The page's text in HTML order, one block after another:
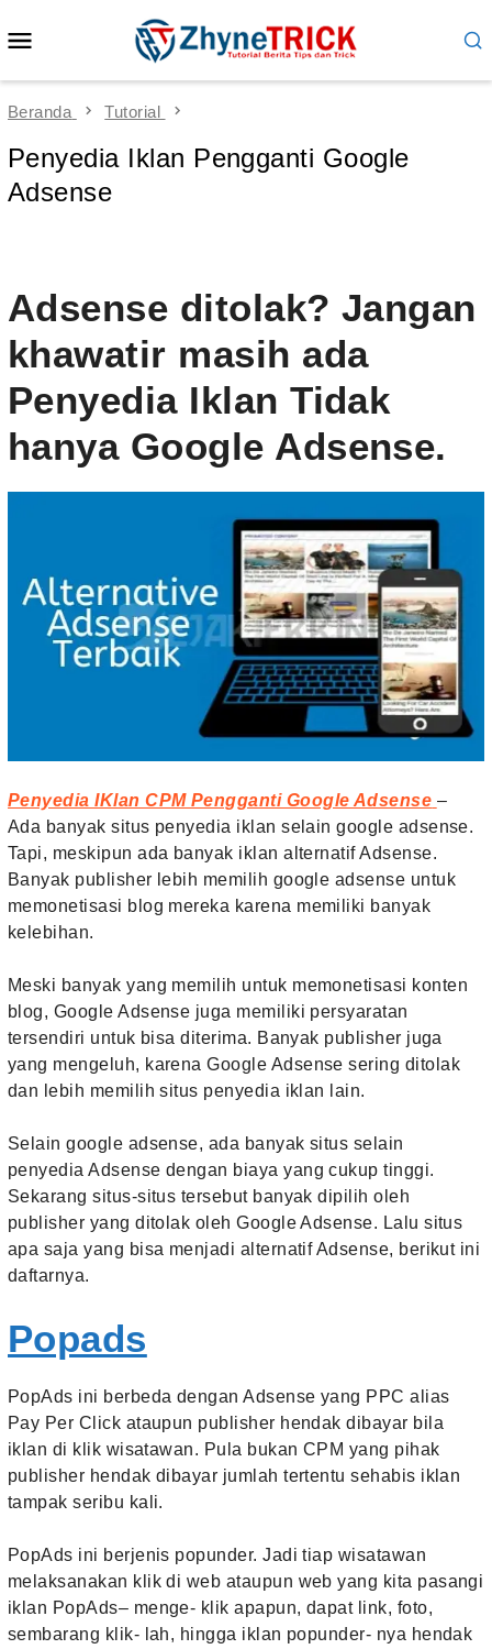
ke
Beranda Tutorial
Penyedia Iklan Pengganti Google
Adsense
Adsense ditolak? Jangan
khawatir masih ada
Penyedia Iklan Tidak
hanya Google Adsense.
Penyedia IKlan CPM Pengganti Google Adsense –
Ada banyak situs penyedia iklan selain google adsense.
Tapi, meskipun ada banyak iklan alternatif Adsense.
Banyak publisher lebih memilih google adsense untuk
memonetisasi blog mereka karena memiliki banyak
kelebihan.
Meski banyak yang memilih untuk memonetisasi konten
blog, Google Adsense juga memiliki persyaratan
tersendiri untuk bisa diterima. Banyak publisher juga
yang mengeluh, karena Google Adsense sering ditolak
dan lebih memilih situs penyedia iklan lain.
Selain google adsense, ada banyak situs selain
penyedia Adsense dengan biaya yang cukup tinggi.
Sekarang situs-situs tersebut banyak dipilih oleh
publisher yang ditolak oleh Google Adsense. Lalu situs
apa saja yang bisa menjadi alternatif Adsense, berikut ini
daftarnya.
Popads
PopAds ini berbeda dengan Adsense yang PPC alias
Pay Per Click ataupun publisher hendak dibayar bila
iklan di klik wisatawan. Pula bukan CPM yang pihak
publisher hendak dibayar jumlah tertentu sehabis iklan
tampak seribu kali.
PopAds ini berjenis popunder. Jadi tiap wisatawan
melaksanakan klik di web ataupun web yang kita pasangi
iklan PopAds– menge- klik apapun, dapat link, foto,
sembarang klik- lah, hingga iklan popunder- nya hendak